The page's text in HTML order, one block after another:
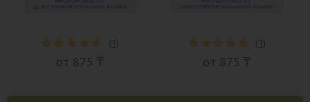
( 1)
от 875 ₸
( 1)
от 875 ₸